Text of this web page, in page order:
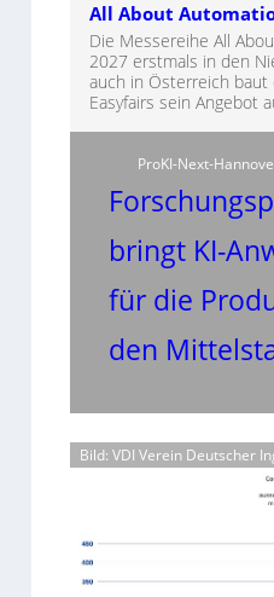
All About
Die Messereihe All
2027 erstmals in den
auch in Österreich
Easyfairs sein Angebot
ProKI-Next-
bringt KI-
für die
den
Bild: VDI Verein Deutscher